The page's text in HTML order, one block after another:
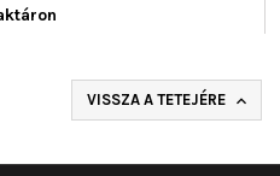
VISSZA A TETEJÉRE 